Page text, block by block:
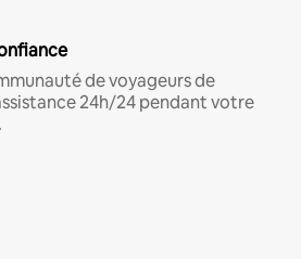
de voyageurs de
24h/24 pendant votre